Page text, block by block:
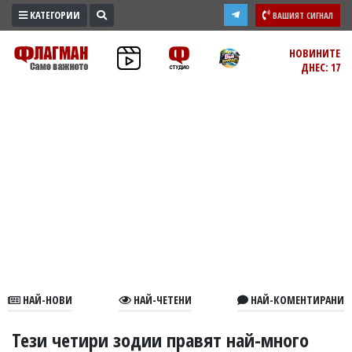
ПРОМО
ЗОНА
В
КАТЕГОРИИ ВАШИЯТ СИГНАЛ
НОВИНИТЕ
ДНЕС: 17
НАЙ-НОВИ НАЙ-ЧЕТЕНИ НАЙ-КОМЕНТИРАНИ
Тези четири зодии правят най-много